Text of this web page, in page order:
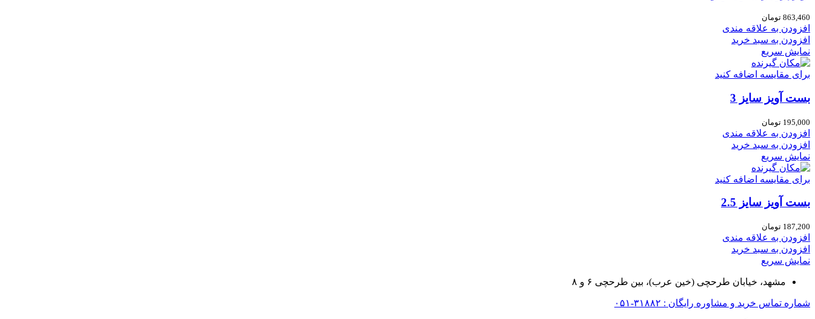
863,460 تومان
افزودن به علاقه مندی
افزودن به سبد خرید
نمایش سریع
برای مقایسه اضافه کنید
بست آویز سایز 3
195,000 تومان
افزودن به علاقه مندی
افزودن به سبد خرید
نمایش سریع
برای مقایسه اضافه کنید
بست آویز سایز 2.5
187,200 تومان
افزودن به علاقه مندی
افزودن به سبد خرید
نمایش سریع
مشهد، خیابان طرحچی (خین عرب)، بین طرحچی ۶ و ۸
شماره تماس خرید و مشاوره رایگان : ۳۱۸۸۲-۰۵۱